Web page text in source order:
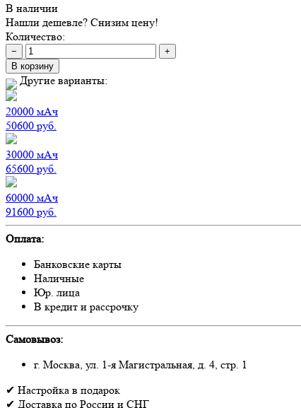
В наличии
Нашли дешевле? Снизим цену!
Количество:
−
+
В корзину
Другие варианты:
20000 мАч
50600 руб.
30000 мАч
65600 руб.
60000 мАч
91600 руб.
Оплата:
Банковские карты
Наличные
Юр. лица
В кредит и рассрочку
Самовывоз:
г. Москва, ул. 1-я Магистральная, д. 4, стр. 1
✔ Настройка в подарок
✔ Доставка по России и СНГ